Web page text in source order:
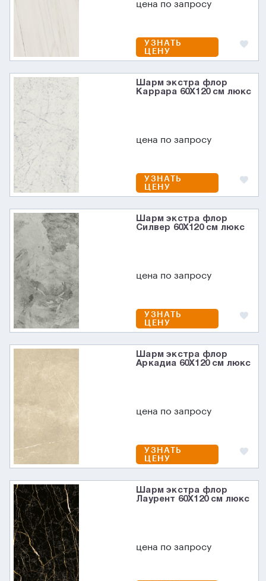
цена по запросу
УЗНАТЬ
ЦЕНУ
Шарм экстра флор
Каррара 60X120 см люкс
цена по запросу
УЗНАТЬ
ЦЕНУ
Шарм экстра флор
Силвер 60X120 см люкс
цена по запросу
УЗНАТЬ
ЦЕНУ
Шарм экстра флор
Аркадиа 60X120 см люкс
цена по запросу
УЗНАТЬ
ЦЕНУ
Шарм экстра флор
Лаурент 60X120 см люкс
цена по запросу